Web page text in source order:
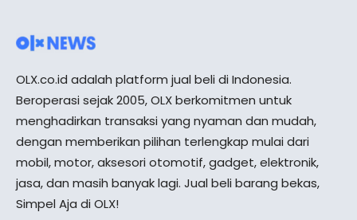
OLX.co.id adalah platform jual beli di Indonesia.
Beroperasi sejak 2005, OLX berkomitmen untuk
menghadirkan transaksi yang nyaman dan mudah,
dengan memberikan pilihan terlengkap mulai dari
mobil, motor, aksesori otomotif, gadget, elektronik,
jasa, dan masih banyak lagi. Jual beli barang bekas,
Simpel Aja di OLX!